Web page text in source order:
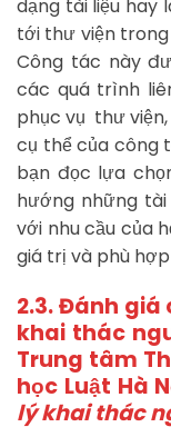
dạng tài liệu hay
tới thư viện trong
Công tác này
các quá trình
phục vụ thư
cụ thể của công
bạn đọc lựa
hướng những
với nhu cầu của
giá trị và phù
2.3. Đánh
khai thác
Trung tâm
học Luật Hà
lý khai thác